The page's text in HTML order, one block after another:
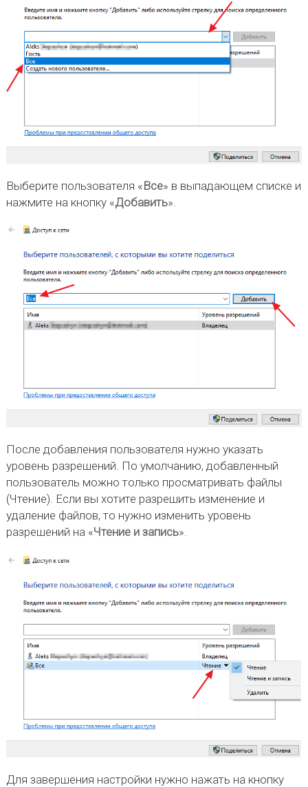
Выберите пользователя «Все» в выпадающем списке и
нажмите на кнопку «Добавить».
После добавления пользователя нужно указать
уровень разрешений. По умолчанию, добавленный
пользователь можно только просматривать файлы
(Чтение). Если вы хотите разрешить изменение и
удаление файлов, то нужно изменить уровень
разрешений на «Чтение и запись».
Для завершения настройки нужно нажать на кнопку